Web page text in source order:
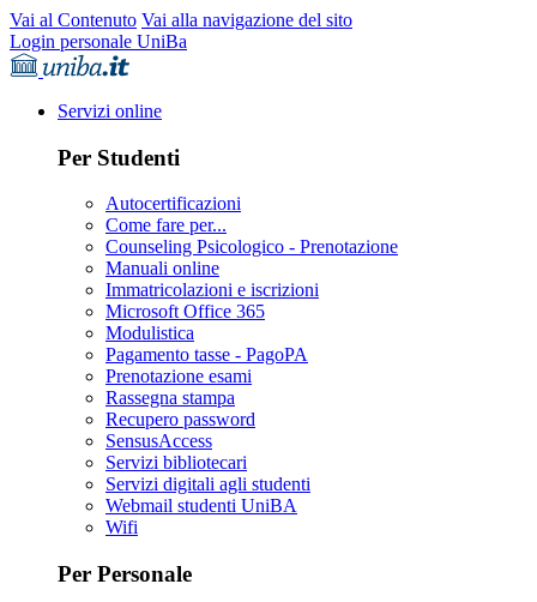
Vai al Contenuto Vai alla navigazione del sito
Login personale UniBa
Servizi online
Per Studenti
Autocertificazioni
Come fare per...
Counseling Psicologico - Prenotazione
Manuali online
Immatricolazioni e iscrizioni
Microsoft Office 365
Modulistica
Pagamento tasse - PagoPA
Prenotazione esami
Rassegna stampa
Recupero password
SensusAccess
Servizi bibliotecari
Servizi digitali agli studenti
Webmail studenti UniBA
Wifi
Per Personale